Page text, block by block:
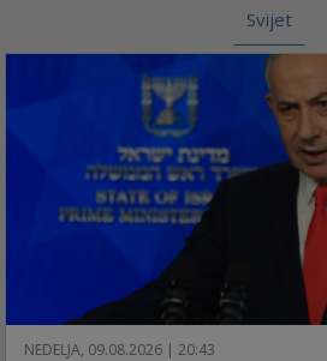
Svijet
NEDELJA, 09.08.2026 | 20:43